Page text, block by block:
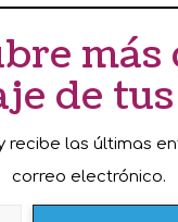
más
de
recibe las últimas
correo electrónico.